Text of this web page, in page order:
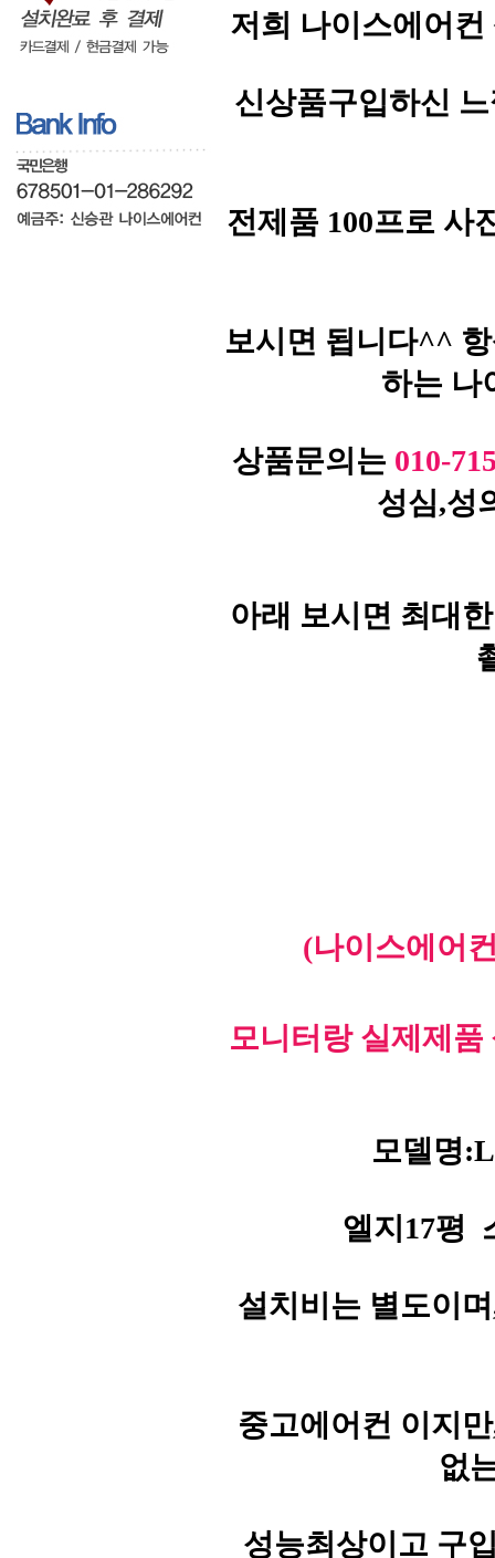
저희 나이스에어
신상품구입하신
전제품 100프로 사
보시면 됩니다^^
하는 나
상품문의는 010-
성심,성
아래 보시면 최대
(나이스에어
모니터랑 실제제
모델명
엘지17평
설치비는 별도이
중고에어컨 이지
없
성능최상이고 구